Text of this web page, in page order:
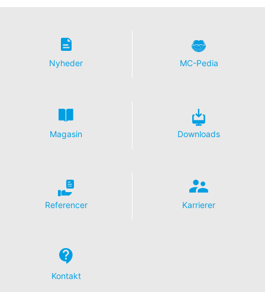
Nyheder MC-Pedia
Magasin Downloads
Referencer Karrierer
Kontakt